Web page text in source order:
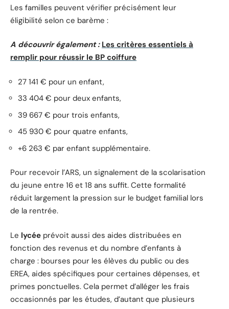
Les familles peuvent vérifier précisément leur
éligibilité selon ce barème :
A découvrir également : Les critères essentiels à
remplir pour réussir le BP coiffure
27 141 € pour un enfant,
33 404 € pour deux enfants,
39 667 € pour trois enfants,
45 930 € pour quatre enfants,
+6 263 € par enfant supplémentaire.
Pour recevoir l’ARS, un signalement de la scolarisation
du jeune entre 16 et 18 ans suffit. Cette formalité
réduit largement la pression sur le budget familial lors
de la rentrée.
Le lycée prévoit aussi des aides distribuées en
fonction des revenus et du nombre d’enfants à
charge : bourses pour les élèves du public ou des
EREA, aides spécifiques pour certaines dépenses, et
primes ponctuelles. Cela permet d’alléger les frais
occasionnés par les études, d’autant que plusieurs